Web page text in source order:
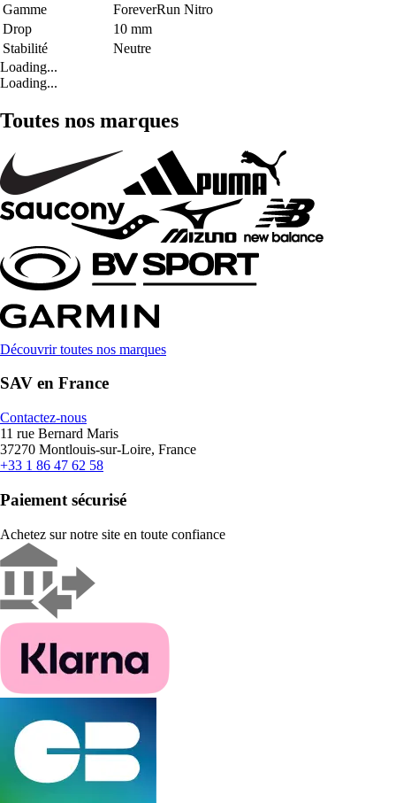
Gamme
ForeverRun Nitro
Drop
10 mm
Stabilité
Neutre
Loading...
Loading...
Toutes nos marques
Découvrir toutes nos marques
SAV en France
Contactez-nous
11 rue Bernard Maris
37270 Montlouis-sur-Loire, France
+33 1 86 47 62 58
Paiement sécurisé
Achetez sur notre site en toute confiance